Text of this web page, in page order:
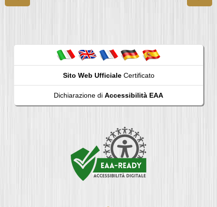
Sito Web UfficialeCertificato
Dichiarazione di Accessibilità EAA